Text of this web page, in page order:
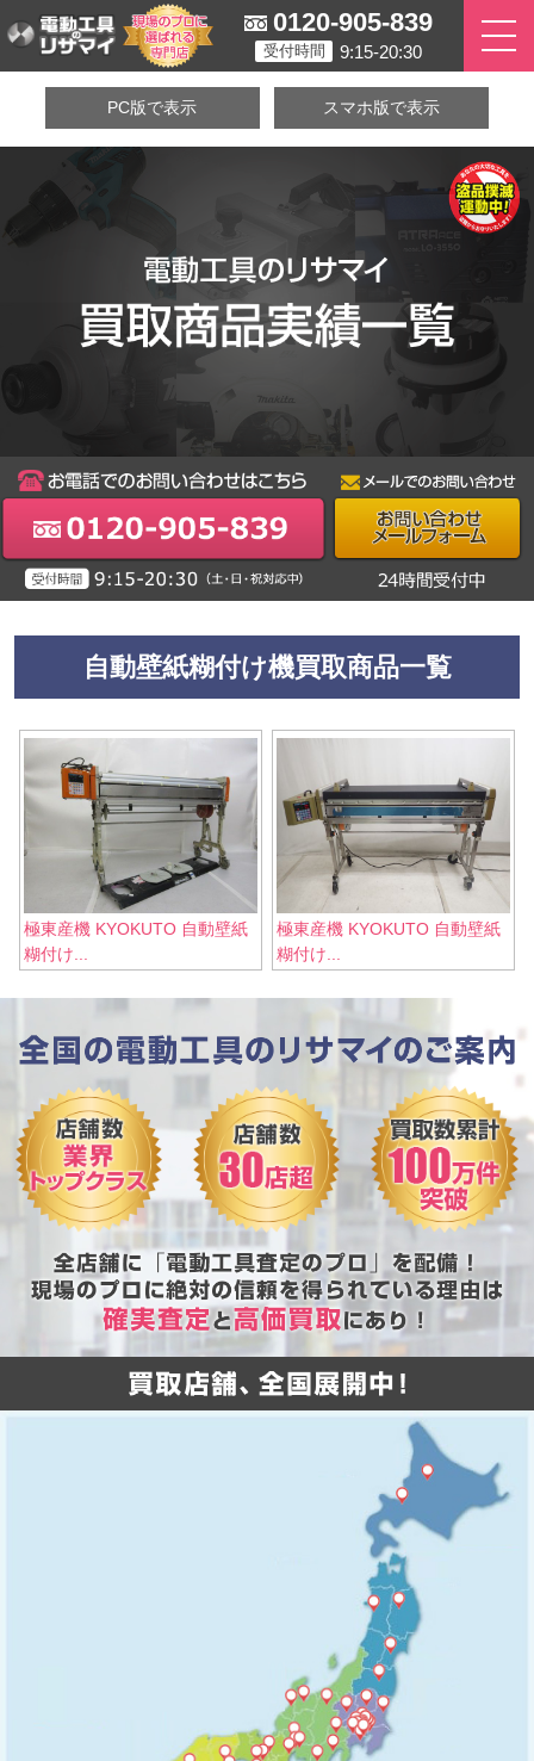
0120-905-839
受付時間 9:15-20:30
PC版で表示 スマホ版で表示
自動壁紙糊付け機買取商品一覧
極東産機 KYOKUTO 自動壁紙
糊付け...
極東産機 KYOKUTO 自動壁紙
糊付け...